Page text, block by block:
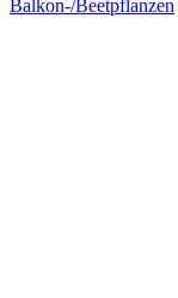
Balkon-/Beetpflanzen